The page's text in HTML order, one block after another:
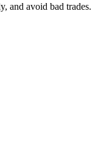
and avoid bad trades.